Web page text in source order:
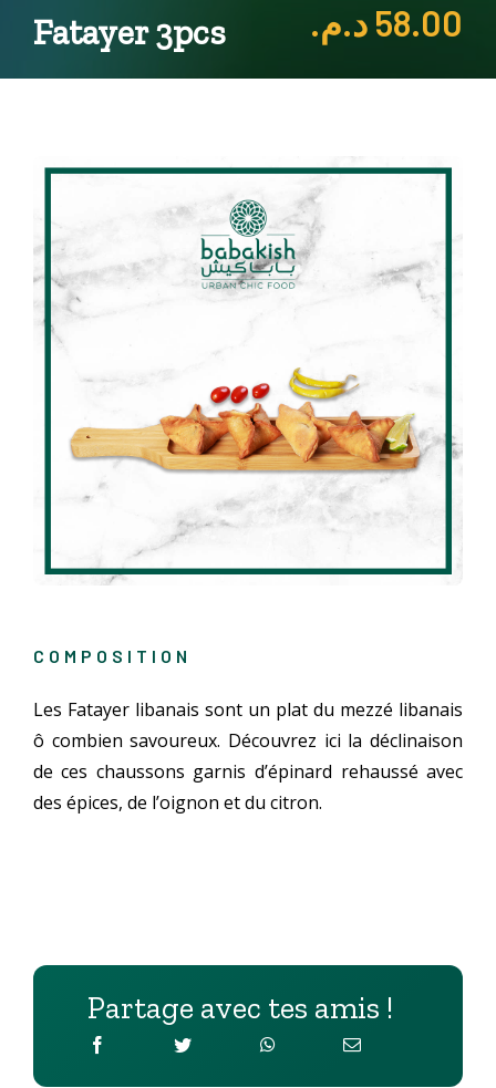
Fatayer 3pcs 58.00 د.م.
COMPOSITION
Les Fatayer libanais sont un plat du mezzé libanais
ô combien savoureux. Découvrez ici la déclinaison
de ces chaussons garnis d’épinard rehaussé avec
des épices, de l’oignon et du citron.
Partage avec tes amis !